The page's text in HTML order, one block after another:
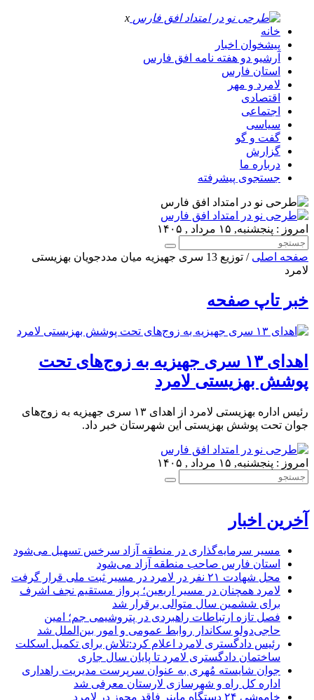
x
خانه
پیشخوان اخبار
آرشیو دو هفته نامه افق فارس
استان فارس
لامرد و مهر
اقتصادی
اجتماعی
سیاسی
گفت و گو
گزارش
درباره ما
جستجوی پیشرفته
امروز : پنجشنبه, ۱۵ مرداد , ۱۴۰۵
صفحه اصلی
/ توزیع 13 سری جهیزیه میان مددجویان بهزیستی
لامرد
خبر تاپ صفحه
اهدای ۱۳ سری جهیزیه به زوج‌های تحت
پوشش بهزیستی لامرد
رئیس اداره بهزیستی لامرد از اهدای ۱۳ سری جهیزیه به زوج‌های
جوان تحت پوشش بهزیستی این شهرستان خبر داد.
امروز : پنجشنبه, ۱۵ مرداد , ۱۴۰۵
آخرین اخبار
مسیر سرمایه‌گذاری در منطقه آزاد سرخس تسهیل می‌شود
استان فارس صاحب منطقه آزاد می‌شود
محل شهادت ۲۱ نفر در لامرد در مسیر ثبت ملی قرار گرفت
لامرد همچنان در مسیر اربعین؛ پرواز مستقیم نجف اشرف
برای ششمین سال متوالی برقرار شد
فصل تازه ارتباطات راهبردی در پتروشیمی جم؛ امین
حاجی‌دولو سکاندار روابط عمومی و امور بین‌الملل شد
رئیس دادگستری لامرد اعلام کرد:تلاش برای تکمیل اسکلت
ساختمان دادگستری لامرد تا پایان سال جاری
جوان شایسته مُهری به عنوان سرپرست مدیریت راهداری
اداره کل راه و شهرسازی لارستان معرفی شد
خاموشی ۲۴ دستگاه ماینر فاقد مجوز در لامرد